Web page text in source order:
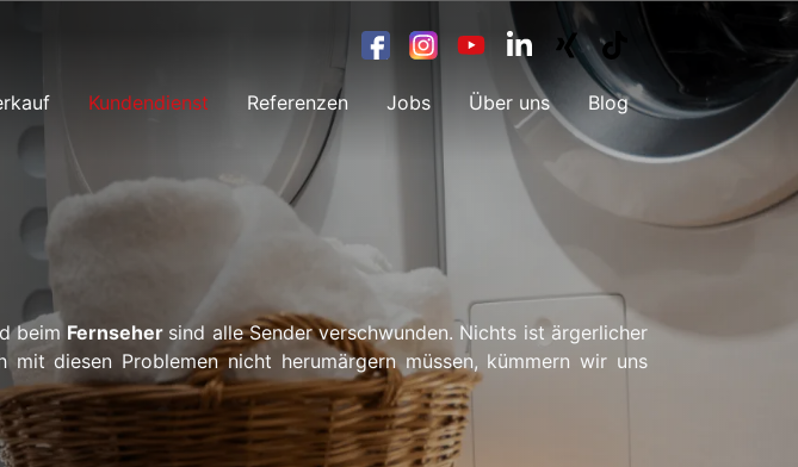
Kundendienst Referenzen Jobs Über uns Blog
beim Fernseher sind alle Sender verschwunden. Nichts ist ärgerlicher
diesen Problemen nicht herumärgern müssen, kümmern wir uns